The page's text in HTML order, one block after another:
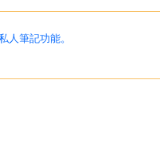
人筆記功能。